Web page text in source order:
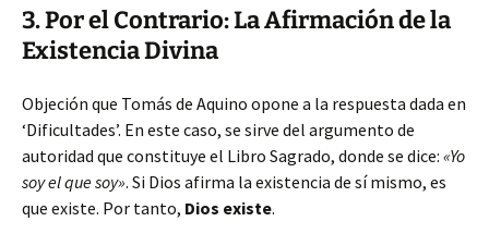
3. Por el Contrario: La Afirmación de la
Existencia Divina
Objeción que Tomás de Aquino opone a la respuesta dada en
‘Dificultades’. En este caso, se sirve del argumento de
autoridad que constituye el Libro Sagrado, donde se dice: «Yo
soy el que soy». Si Dios afirma la existencia de sí mismo, es
que existe. Por tanto, Dios existe.